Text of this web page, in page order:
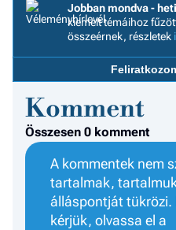
Jobban mondva -
kiemelt témáihoz
összeérnek, részletek
Komment
Összesen 0 komment
A kommentek nem
tartalmak,
álláspontját tükrözi.
kérjük, olvassa el a